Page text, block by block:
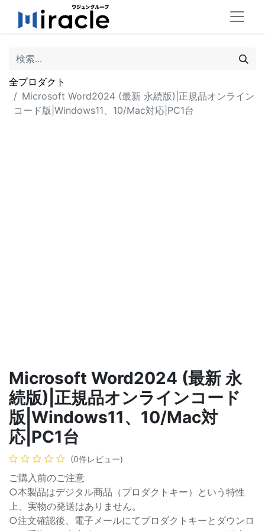
全プロダクト
Microsoft Word2024 (最新 永続版)|正規品オンライン
コード版|Windows11、10/Mac対応|PC1台
Microsoft Word2024 (最新 永
続版)|正規品オンラインコード
版|Windows11、10/Mac対
応|PC1台
(0件レビュー)
ご購入前のご注意
○本製品はデジタル商品（プロダクトキー）という特性
上、実物の発送はありません。
○注文確認後、電子メールにてプロダクトキーとダウンロ